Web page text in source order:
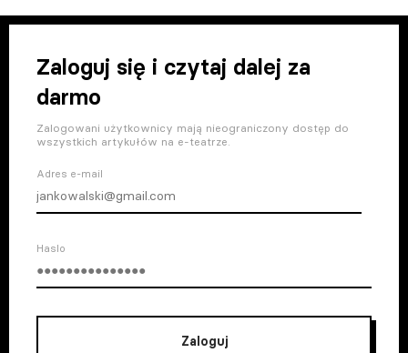
Zaloguj się i czytaj dalej za
darmo
Zalogowani użytkownicy mają nieograniczony dostęp do
wszystkich artykułów na e-teatrze.
Adres e-mail
Haslo
Zaloguj